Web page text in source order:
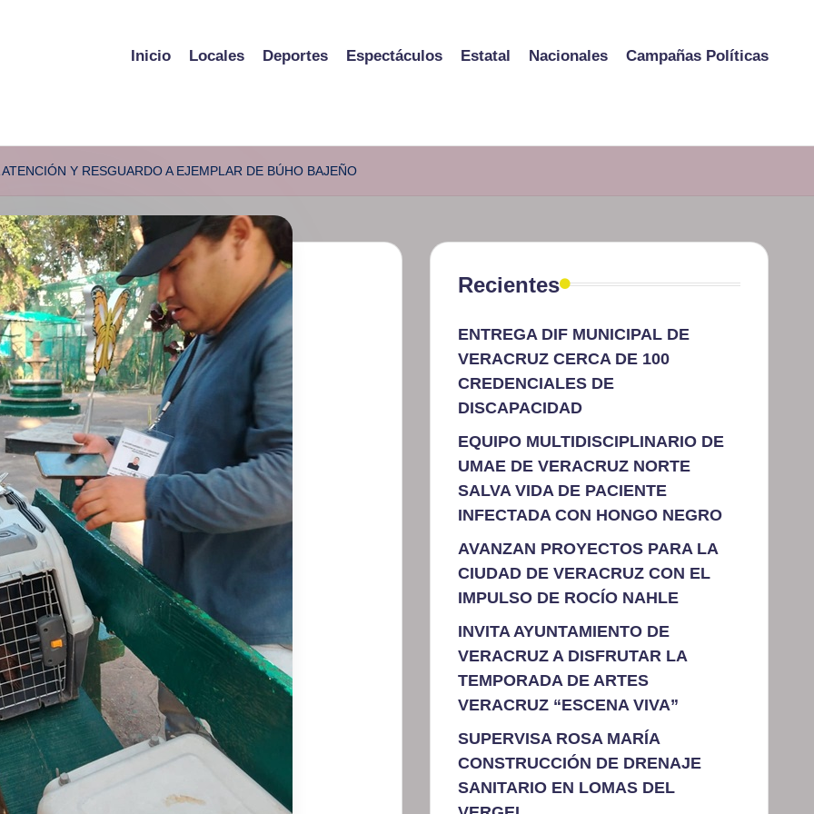
Inicio Locales Deportes Espectáculos Estatal Nacionales Campañas Políticas
Y RESGUARDO A EJEMPLAR DE BÚHO BAJEÑO
Recientes
ENTREGA DIF MUNICIPAL DE
VERACRUZ CERCA DE 100
CREDENCIALES DE
DISCAPACIDAD
EQUIPO MULTIDISCIPLINARIO DE
UMAE DE VERACRUZ NORTE
SALVA VIDA DE PACIENTE
INFECTADA CON HONGO NEGRO
AVANZAN PROYECTOS PARA LA
CIUDAD DE VERACRUZ CON EL
IMPULSO DE ROCÍO NAHLE
INVITA AYUNTAMIENTO DE
VERACRUZ A DISFRUTAR LA
TEMPORADA DE ARTES
VERACRUZ “ESCENA VIVA”
SUPERVISA ROSA MARÍA
CONSTRUCCIÓN DE DRENAJE
SANITARIO EN LOMAS DEL